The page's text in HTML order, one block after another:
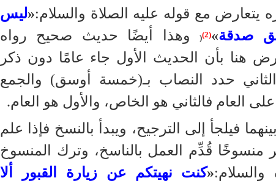
مع قوله عليه الصلاة والسلام:«ليس
صدقة»
(2)
(وهذا أيضًا حديث صحيح رواه
هنا بأن الحديث الأول جاء عامًا دون ذكر
حدد النصاب بـ(خمسة أوسق) والجمع
العام فالثاني هو الخاص، والأول هو العام.
فيلجأ إلى الترجيح، ويبدأ بالنسخ فإذا علم
منسوخًا قُدِّم العمل بالناسخ، وترك المنسوخ
والسلام:«كنت نهيتكم عن زيارة القبور ألا